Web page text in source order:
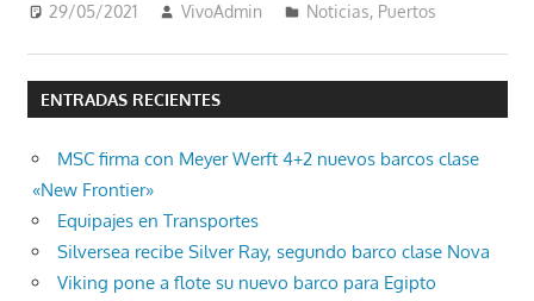
29/05/2021 VivoAdmin Noticias, Puertos
ENTRADAS RECIENTES
MSC firma con Meyer Werft 4+2 nuevos barcos clase
«New Frontier»
Equipajes en Transportes
Silversea recibe Silver Ray, segundo barco clase Nova
Viking pone a flote su nuevo barco para Egipto